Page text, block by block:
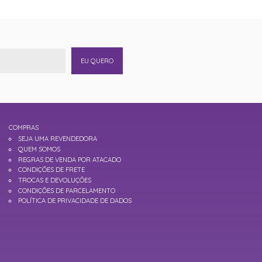
EU QUERO
COMPRAS
SEJA UMA REVENDEDORA
QUEM SOMOS
REGRAS DE VENDA POR ATACADO
CONDIÇÕES DE FRETE
TROCAS E DEVOLUÇÕES
CONDIÇÕES DE PARCELAMENTO
POLÍTICA DE PRIVACIDADE DE DADOS